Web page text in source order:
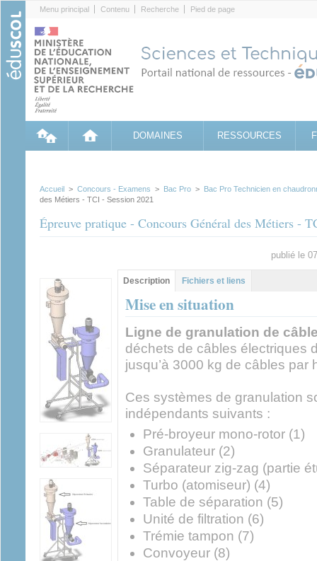
Menu principal Contenu Recherche Pied de page
DOMAINES RESSOURCES
Accueil > Concours - Examens > Bac Pro > Bac Pro Technicien en
des Métiers - TCI - Session 2021
Épreuve pratique - Concours Général des Métiers -
publié le
Groupe principal
Description (onglet
actif)
Fichiers et liens
Mise en situation
Ligne de granulation de
déchets de câbles électriques
jusqu’à 3000 kg de câbles par
Ces systèmes de granulation
indépendants suivants :
Pré-broyeur mono-rotor (1)
Granulateur (2)
Séparateur zig-zag (partie
Turbo (atomiseur) (4)
Table de séparation (5)
Unité de filtration (6)
Trémie tampon (7)
Convoyeur (8)